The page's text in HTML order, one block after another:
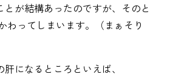
とが結構あったのですが、そのと
わってしまいます。（まぁそり
になるところといえば、